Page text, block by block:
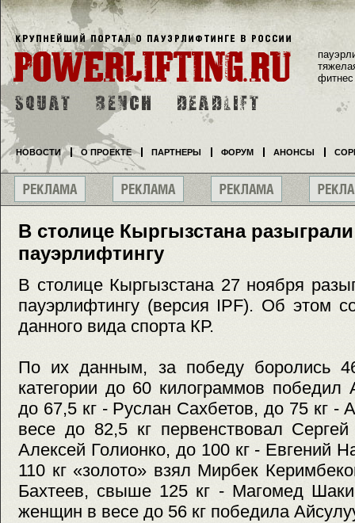
В столице Кыргызстана
пауэрлифтингу
В столице Кыргызстана 27 ноября
пауэрлифтингу (версия IPF). Об этом
данного вида спорта КР.
По их данным, за победу боролись
категории до 60 килограммов
до 67,5 кг - Руслан Сахбетов, до 75 кг -
весе до 82,5 кг первенствовал
Алексей Голионко, до 100 кг - Евгений
110 кг «золото» взял Мирбек
Бахтеев, свыше 125 кг - Магомед
женщин в весе до 56 кг победила
фитнес
НОВОСТИ О ПРОЕКТЕ ПАРТНЕРЫ ФОРУМ АНОНСЫ